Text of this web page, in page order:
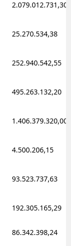
2.079.012.731,30
25.270.534,38
252.940.542,55
495.263.132,20
1.406.379.320,00
4.500.206,15
93.523.737,63
192.305.165,29
86.342.398,24